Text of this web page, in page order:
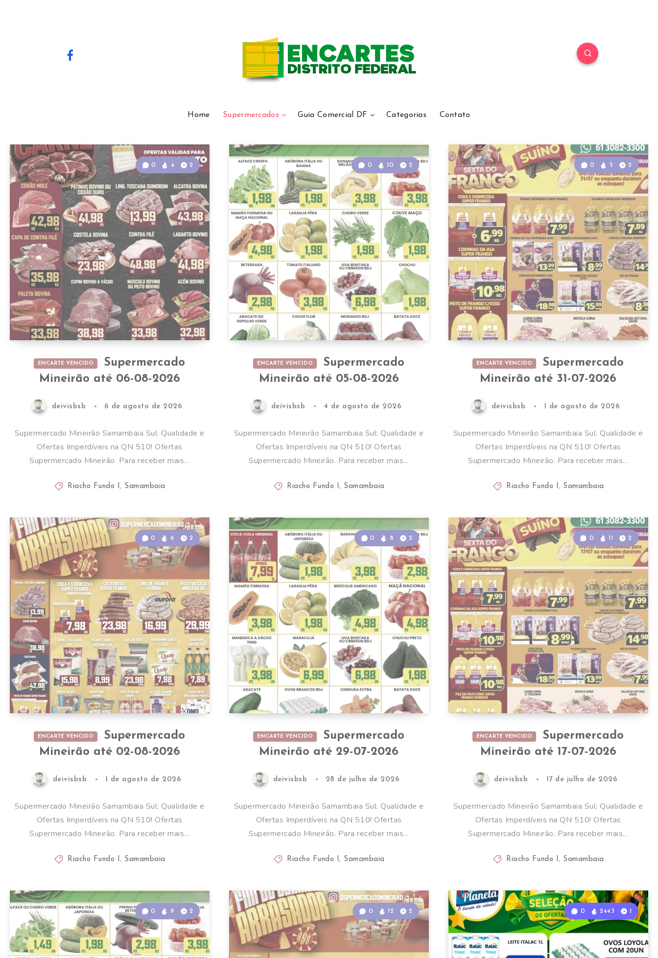
Home Supermercados Guia Comercial DF Categorias Contato
ENCARTE VENCIDO
Supermercado
Mineirão até 06-08-2026
0 4 2
deivisbsb 6 de agosto de 2026
Supermercado Mineirão Samambaia Sul: Qualidade e
Ofertas Imperdíveis na QN 510! Ofertas
Supermercado Mineirão. Para receber mais…
Riacho Fundo I, Samambaia
ENCARTE VENCIDO
Supermercado
Mineirão até 05-08-2026
0 10 2
deivisbsb 4 de agosto de 2026
Supermercado Mineirão Samambaia Sul: Qualidade e
Ofertas Imperdíveis na QN 510! Ofertas
Supermercado Mineirão. Para receber mais…
Riacho Fundo I, Samambaia
ENCARTE VENCIDO
Supermercado
Mineirão até 31-07-2026
0 5 2
deivisbsb 1 de agosto de 2026
Supermercado Mineirão Samambaia Sul: Qualidade e
Ofertas Imperdíveis na QN 510! Ofertas
Supermercado Mineirão. Para receber mais…
Riacho Fundo I, Samambaia
ENCARTE VENCIDO
Supermercado
Mineirão até 02-08-2026
0 6 2
deivisbsb 1 de agosto de 2026
Supermercado Mineirão Samambaia Sul: Qualidade e
Ofertas Imperdíveis na QN 510! Ofertas
Supermercado Mineirão. Para receber mais…
Riacho Fundo I, Samambaia
ENCARTE VENCIDO
Supermercado
Mineirão até 29-07-2026
0 8 2
deivisbsb 28 de julho de 2026
Supermercado Mineirão Samambaia Sul: Qualidade e
Ofertas Imperdíveis na QN 510! Ofertas
Supermercado Mineirão. Para receber mais…
Riacho Fundo I, Samambaia
ENCARTE VENCIDO
Supermercado
Mineirão até 17-07-2026
0 2
deivisbsb 17 de julho de 2026
Supermercado Mineirão Samambaia Sul: Qualidade e
Ofertas Imperdíveis na QN 510! Ofertas
Supermercado Mineirão. Para receber mais…
Riacho Fundo I, Samambaia
0 9 2 0 12 2 0 2443 1